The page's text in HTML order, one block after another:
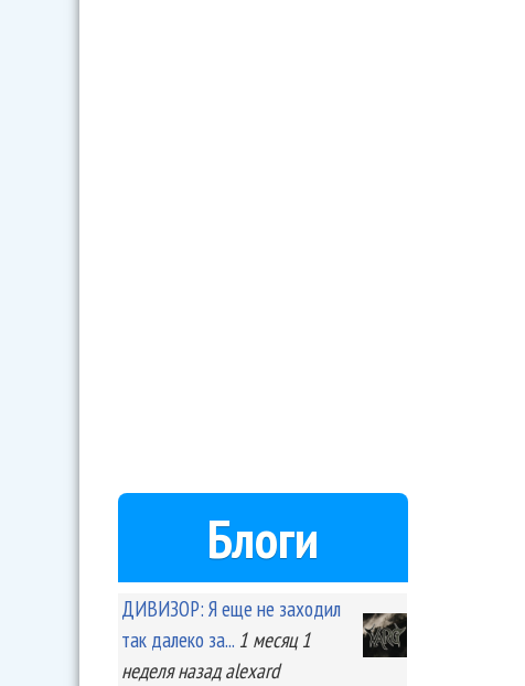
Блоги
ДИВИЗОР: Я еще не заходил
так далеко за... 1 месяц 1
неделяназад alexard